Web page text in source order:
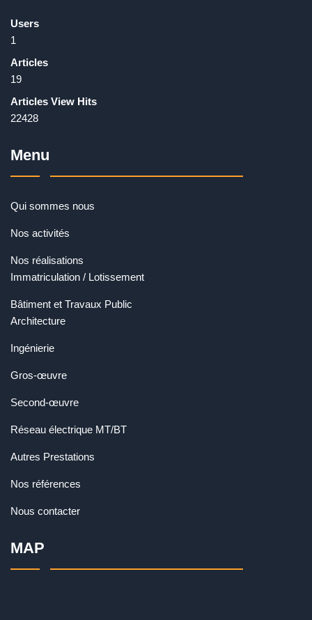
Users
1
Articles
19
Articles View Hits
22428
Menu
Qui sommes nous
Nos activités
Nos réalisations
Immatriculation / Lotissement
Bâtiment et Travaux Public
Architecture
Ingénierie
Gros-œuvre
Second-œuvre
Réseau électrique MT/BT
Autres Prestations
Nos références
Nous contacter
MAP